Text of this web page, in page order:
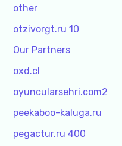
other
otzivorgt.ru 10
Our Partners
oxd.cl
oyuncularsehri.com2
peekaboo-kaluga.ru
pegactur.ru 400